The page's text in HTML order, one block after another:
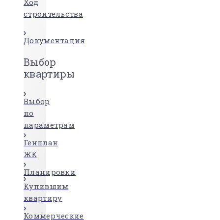
Ход
строительства
Документация
Выбор
квартиры
Выбор
по
параметрам
Генплан
ЖК
Планировки
Купившим
квартиру
Коммерческие